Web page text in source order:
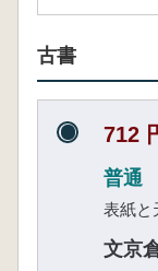
古書
712
普通
表紙と
文京